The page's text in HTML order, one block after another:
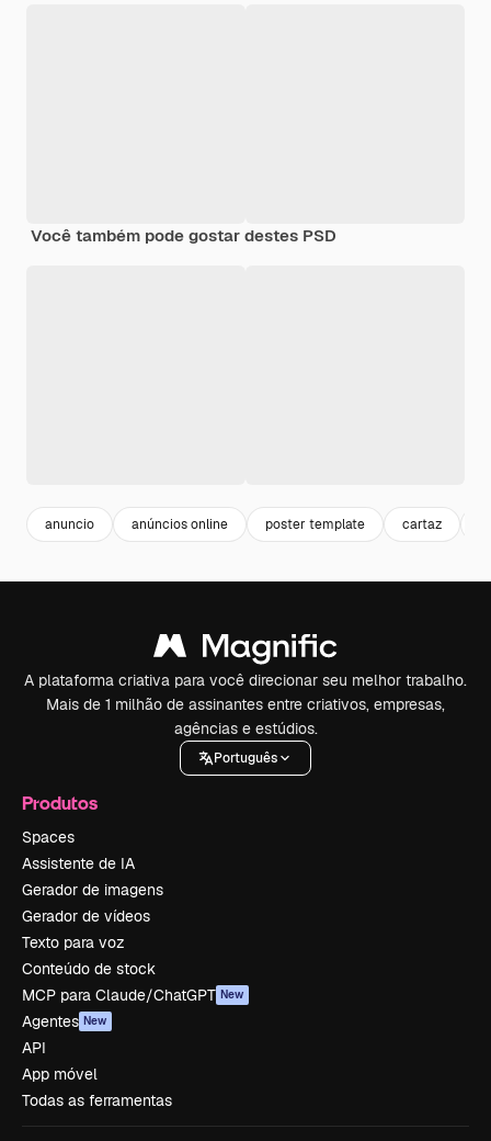
Você também pode gostar destes PSD
anuncio anúncios online poster template cartaz
A plataforma criativa para você direcionar seu melhor trabalho.
Mais de 1 milhão de assinantes entre criativos, empresas,
agências e estúdios.
Português
Produtos
Spaces
Assistente de IA
Gerador de imagens
Gerador de vídeos
Texto para voz
Conteúdo de stock
MCP para Claude/ChatGPT New
Agentes New
API
App móvel
Todas as ferramentas